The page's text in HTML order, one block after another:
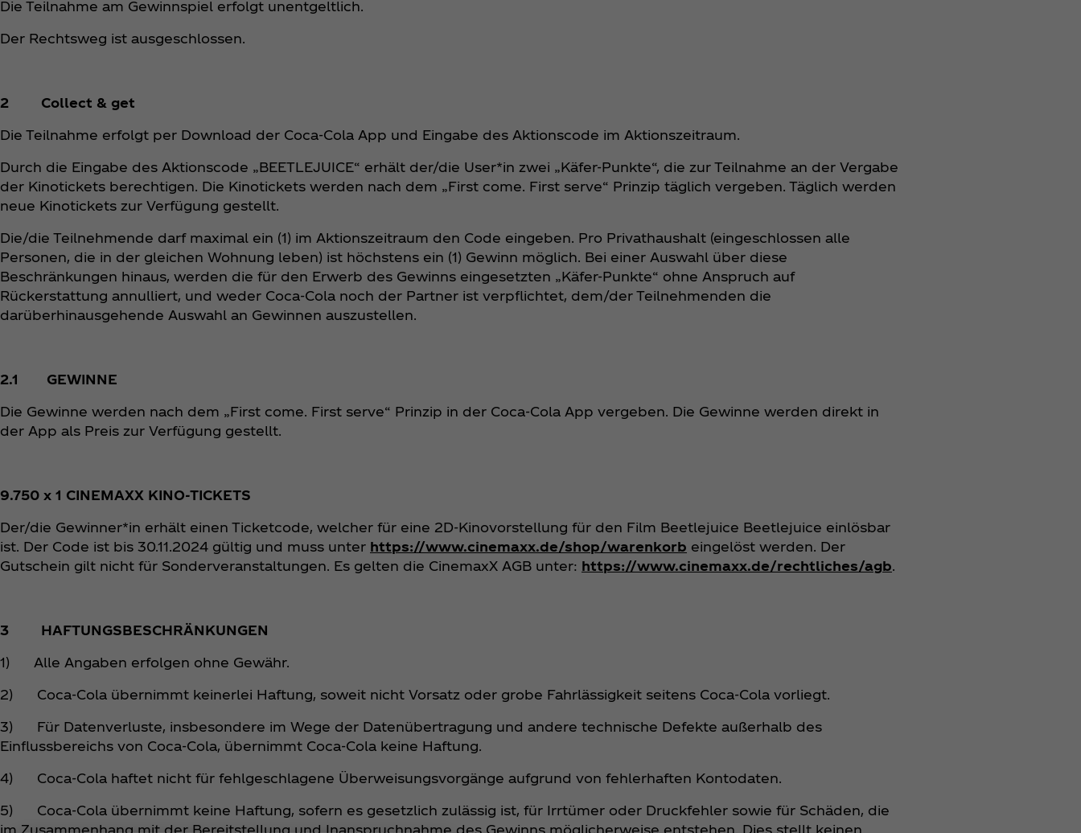
Die Teilnahme am Gewinnspiel erfolgt unentgeltlich.
Der Rechtsweg ist ausgeschlossen.
2 Collect & get
Die Teilnahme erfolgt per Download der Coca‑Cola App und Eingabe des Aktionscode im Aktionszeitraum.
Durch die Eingabe des Aktionscode „BEETLEJUICE“ erhält der/die User*in zwei „Käfer-Punkte“, die zur Teilnahme an der Vergabe
der Kinotickets berechtigen. Die Kinotickets werden nach dem „First come. First serve“ Prinzip täglich vergeben. Täglich werden
neue Kinotickets zur Verfügung gestellt.
Die/die Teilnehmende darf maximal ein (1) im Aktionszeitraum den Code eingeben. Pro Privathaushalt (eingeschlossen alle
Personen, die in der gleichen Wohnung leben) ist höchstens ein (1) Gewinn möglich. Bei einer Auswahl über diese
Beschränkungen hinaus, werden die für den Erwerb des Gewinns eingesetzten „Käfer-Punkte“ ohne Anspruch auf
Rückerstattung annulliert, und weder Coca‑Cola noch der Partner ist verpflichtet, dem/der Teilnehmenden die
darüberhinausgehende Auswahl an Gewinnen auszustellen.
2.1 GEWINNE
Die Gewinne werden nach dem „First come. First serve“ Prinzip in der Coca‑Cola App vergeben. Die Gewinne werden direkt in
der App als Preis zur Verfügung gestellt.
9.750 x 1 CINEMAXX KINO-TICKETS
Der/die Gewinner*in erhält einen Ticketcode, welcher für eine 2D-Kinovorstellung für den Film Beetlejuice Beetlejuice einlösbar
ist. Der Code ist bis 30.11.2024 gültig und muss unter https://www.cinemaxx.de/shop/warenkorb eingelöst werden. Der
Gutschein gilt nicht für Sonderveranstaltungen. Es gelten die CinemaxX AGB unter: https://www.cinemaxx.de/rechtliches/agb.
3 HAFTUNGSBESCHRÄNKUNGEN
1) Alle Angaben erfolgen ohne Gewähr.
2) Coca‑Cola übernimmt keinerlei Haftung, soweit nicht Vorsatz oder grobe Fahrlässigkeit seitens Coca‑Cola vorliegt.
3) Für Datenverluste, insbesondere im Wege der Datenübertragung und andere technische Defekte außerhalb des
Einflussbereichs von Coca‑Cola, übernimmt Coca‑Cola keine Haftung.
4) Coca‑Cola haftet nicht für fehlgeschlagene Überweisungsvorgänge aufgrund von fehlerhaften Kontodaten.
5) Coca‑Cola übernimmt keine Haftung, sofern es gesetzlich zulässig ist, für Irrtümer oder Druckfehler sowie für Schäden, die
im Zusammenhang mit der Bereitstellung und Inanspruchnahme des Gewinns möglicherweise entstehen. Dies stellt keinen